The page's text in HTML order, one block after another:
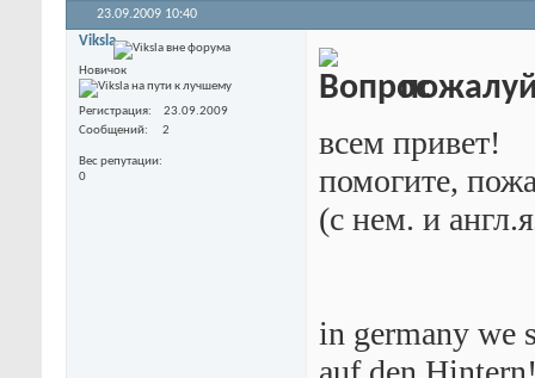
23.09.2009 10:40
Viksla
Новичок
Регистрация
23.09.2009
Сообщений
2
Вес репутации
0
всем привет!
помогите,
(с нем. и
in germany we